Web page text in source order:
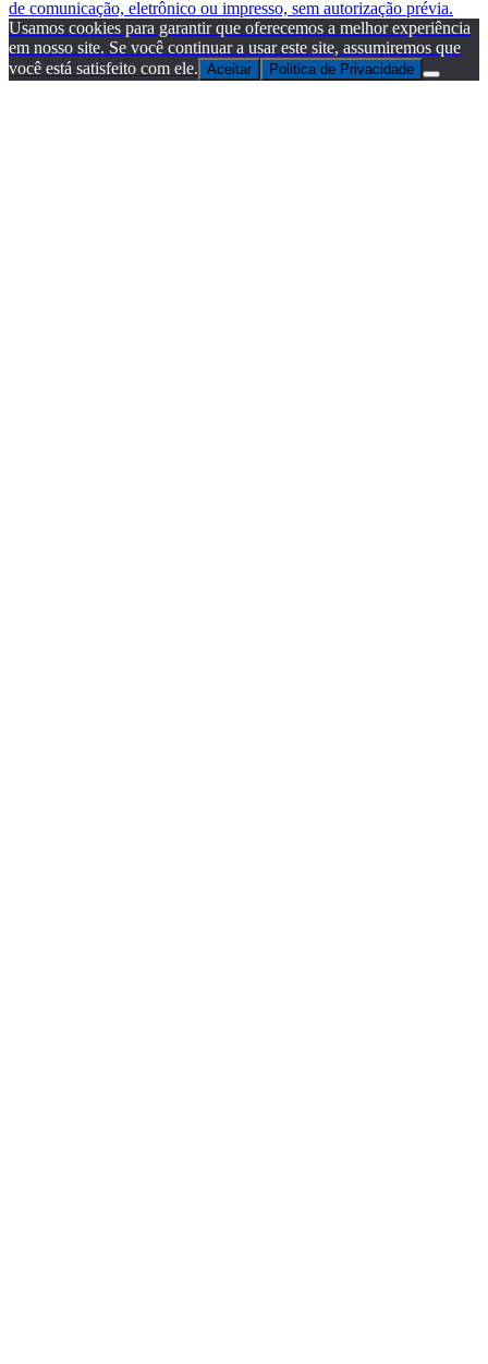
de comunicação, eletrônico ou impresso, sem autorização prévia.
Usamos cookies para garantir que oferecemos a melhor experiência
em nosso site. Se você continuar a usar este site, assumiremos que
você está satisfeito com ele. Aceitar Politica de Privacidade